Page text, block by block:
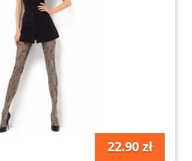
22.90 zł